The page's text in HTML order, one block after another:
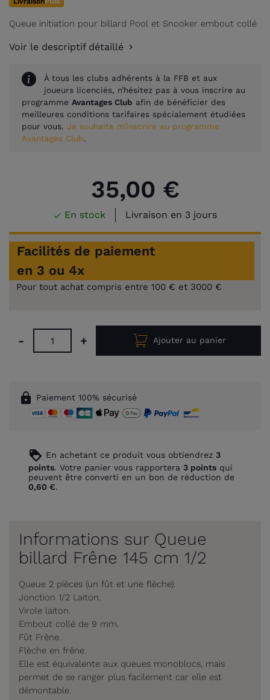
Queue initiation pour billard Pool et Snooker embout collé
Voir le descriptif détaillé
À tous les clubs adhérents à la FFB et aux
joueurs licenciés, n’hésitez pas à vous inscrire au
programme Avantages Club afin de bénéficier des
meilleures conditions tarifaires spécialement étudiées
pour vous. Je souhaite m’inscrire au programme
Avantages Club.
35,00 €
 En stock Livraison en 3 jours
Facilités de paiement
en 3 ou 4x
Pour tout achat compris entre 100 € et 3000 €
- + Ajouter au panier
lock Paiement 100% sécurisé
loyalty En achetant ce produit vous obtiendrez 3
points. Votre panier vous rapportera 3 points qui
peuvent être converti en un bon de réduction de
0,60 €.
Informations sur Queue
billard Frêne 145 cm 1/2
Queue 2 pièces (un fût et une flèche).
Jonction 1/2 Laiton.
Virole laiton.
Embout collé de 9 mm.
Fût Frêne.
Flèche en frêne.
Elle est équivalente aux queues monoblocs, mais
permet de se ranger plus facilement car elle est
démontable.